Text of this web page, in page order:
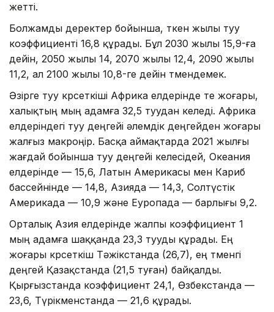
жетті.
Болжамды деректер бойынша, өткен жылы туу
коэффициенті 16,8 құрады. Бұл 2030 жылы 15,9-ға
дейін, 2050 жылы 14, 2070 жылы 12,4, 2090 жылы
11,2, ал 2100 жылы 10,8-ге дейін төмендемек.
Әзірге туу көрсеткіші Африка елдерінде өте жоғары,
халықтың мың адамға 32,5 туудан келеді. Африка
елдеріндегі туу деңгейі әлемдік деңгейден жоғары
жалғыз макроөңір. Басқа аймақтарда 2021 жылғы
жағдай бойынша туу деңгейі келесідей, Океания
елдерінде — 15,6, Латын Америкасы мен Кариб
бассейнінде — 14,8, Азияда — 14,3, Солтүстік
Америкада — 10,9 және Еуропада — барлығы 9,2.
Орталық Азия елдерінде жалпы коэффициент 1
мың адамға шаққанда 23,3 тууды құрады. Ең
жоғары көрсеткіш Тәжікстанда (26,7), ең төменгі
деңгей Қазақстанда (21,5 туған) байқалды.
Қырғызстанда коэффициент 24,1, Өзбекстанда —
23,6, Түрікменстанда — 21,6 құрады.